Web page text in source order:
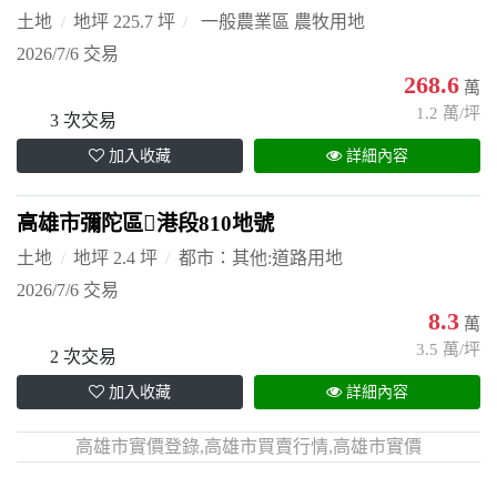
土地 地坪 225.7 坪
一般農業區 農牧用地
2026/7/6 交易
3 次交易
268.6 萬
1.2 萬/坪
加入收藏 詳細內容
高雄市彌陀區港段810地號
土地 地坪 2.4 坪
都市：其他:道路用地
2026/7/6 交易
2 次交易
8.3 萬
3.5 萬/坪
加入收藏 詳細內容
高雄市實價登錄,高雄市買賣行情,高雄市實價